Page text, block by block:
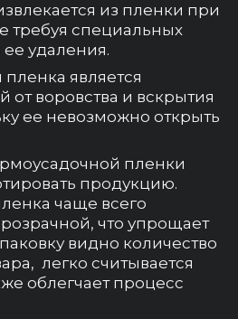
из пленки при
требуя специальных
удаления.
является
воровства и вскрытия
ее невозможно открыть
пленки
продукцию.
чаще всего
что упрощает
видно количество
легко считывается
облегчает процесс